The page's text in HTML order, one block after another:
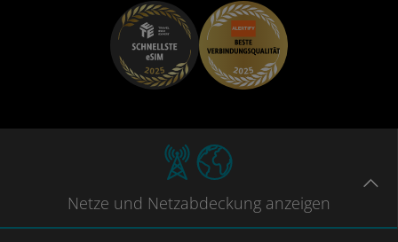
Netze und Netzabdeckung anzeigen